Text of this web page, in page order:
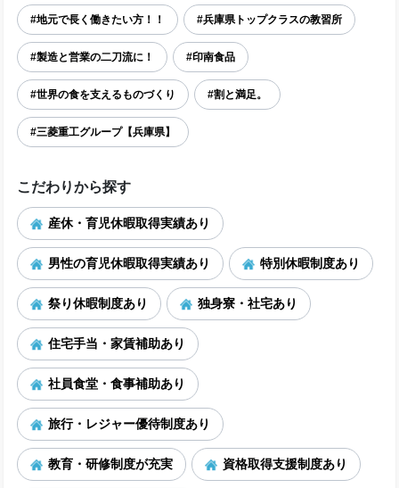
#地元で長く働きたい方！！ #兵庫県トップクラスの教習所
#製造と営業の二刀流に！ #印南食品
#世界の食を支えるものづくり #割と満足。
#三菱重工グループ【兵庫県】
こだわりから探す
産休・育児休暇取得実績あり
男性の育児休暇取得実績あり 特別休暇制度あり
祭り休暇制度あり 独身寮・社宅あり
住宅手当・家賃補助あり
社員食堂・食事補助あり
旅行・レジャー優待制度あり
教育・研修制度が充実 資格取得支援制度あり